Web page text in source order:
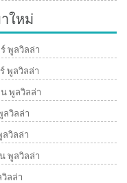
ใหม่
พูลวิลล่า
พูลวิลล่า
พูลวิลล่า
วิลล่า
วิลล่า
พูลวิลล่า
ลล่า